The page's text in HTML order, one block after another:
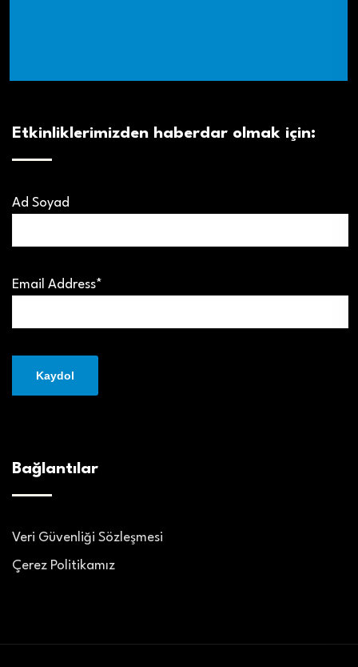
Etkinliklerimizden haberdar olmak için:
Ad Soyad
Email Address*
Bağlantılar
Veri Güvenliği Sözleşmesi
Çerez Politikamız